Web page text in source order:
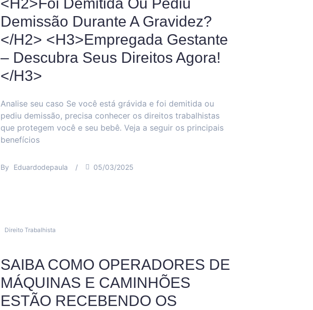
<h2>Foi Demitida Ou Pediu
Demissão Durante A Gravidez?
</h2> <h3>Empregada Gestante
– Descubra Seus Direitos Agora!
</h3>
Analise seu caso Se você está grávida e foi demitida ou
pediu demissão, precisa conhecer os direitos trabalhistas
que protegem você e seu bebê. Veja a seguir os principais
benefícios
By Eduardodepaula / 05/03/2025
Direito Trabalhista
SAIBA COMO OPERADORES DE
MÁQUINAS E CAMINHÕES
ESTÃO RECEBENDO OS